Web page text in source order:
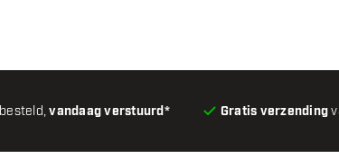
vandaag verstuurd* Gratis verzending